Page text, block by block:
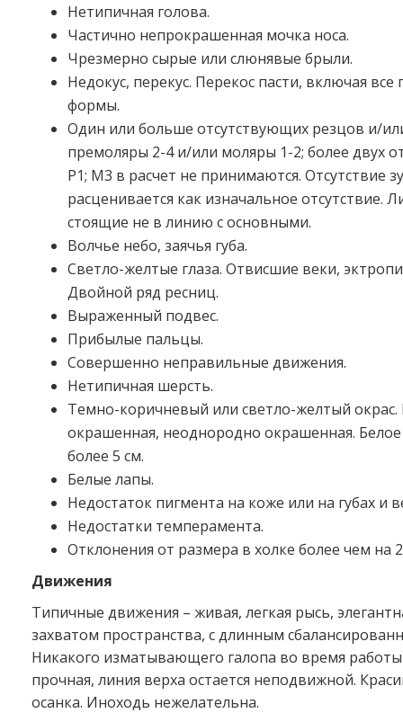
Нетипичная голова.
Частично непрокрашенная мочка носа.
Чрезмерно сырые или слюнявые брыли.
Недокус, перекус. Перекос пасти, включая
формы.
Один или больше отсутствующих резцов и/
премоляры 2-4 и/или моляры 1-2; более двух
Р1; М3 в расчет не принимаются. Отсутствие
расценивается как изначальное отсутствие.
стоящие не в линию с основными.
Волчье небо, заячья губа.
Светло-желтые глаза. Отвисшие веки,
Двойной ряд ресниц.
Выраженный подвес.
Прибылые пальцы.
Совершенно неправильные движения.
Нетипичная шерсть.
Темно-коричневый или светло-желтый окрас.
окрашенная, неоднородно окрашенная. Белое
более 5 см.
Белые лапы.
Недостаток пигмента на коже или на губах и
Недостатки темперамента.
Отклонения от размера в холке более чем на
Движения
Типичные движения – живая, легкая рысь,
захватом пространства, с длинным
Никакого изматывающего галопа во время
прочная, линия верха остается неподвижной.
осанка. Иноходь нежелательна.